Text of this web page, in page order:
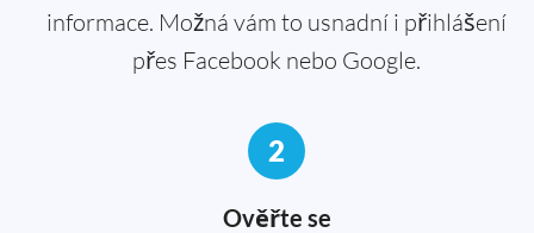
informace. Možná vám to usnadní i přihlášení
přes Facebook nebo Google.
2
Ověřte se